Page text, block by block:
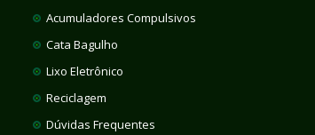
Acumuladores Compulsivos
Cata Bagulho
Lixo Eletrônico
Reciclagem
Dúvidas Frequentes